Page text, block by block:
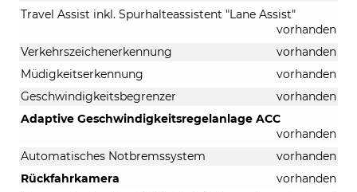
Travel Assist inkl. Spurhalteassistent "Lane Assist"
vorhanden
Verkehrszeichenerkennung
vorhanden
Müdigkeitserkennung
vorhanden
Geschwindigkeitsbegrenzer
vorhanden
Adaptive Geschwindigkeitsregelanlage ACC
vorhanden
Automatisches Notbremssystem
vorhanden
Rückfahrkamera
vorhanden